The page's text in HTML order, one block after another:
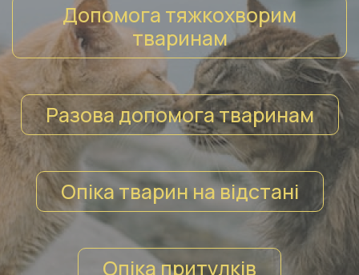
Допомога тяжкохворим
тваринам
Разова допомога тваринам
Опіка тварин на відстані
Опіка притулків